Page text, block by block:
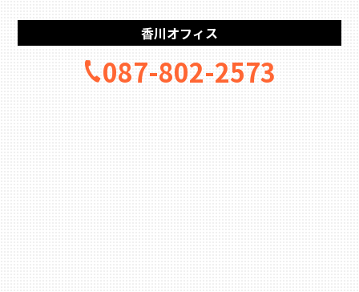
香川オフィス
087-802-2573